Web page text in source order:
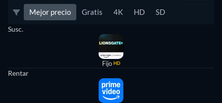
Mejor precio Gratis 4K HD SD
Susc.
Fijo HD
Rentar